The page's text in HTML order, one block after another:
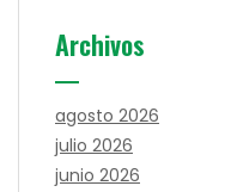
Archivos
agosto 2026
julio 2026
junio 2026